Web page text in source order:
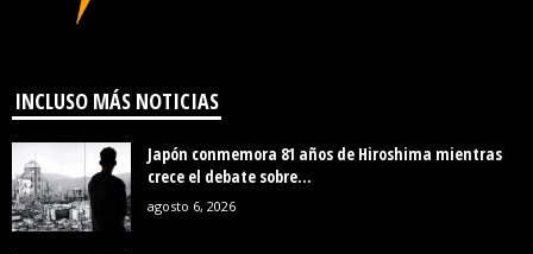
INCLUSO MÁS NOTICIAS
Japón conmemora 81 años de Hiroshima mientras
crece el debate sobre...
agosto 6, 2026